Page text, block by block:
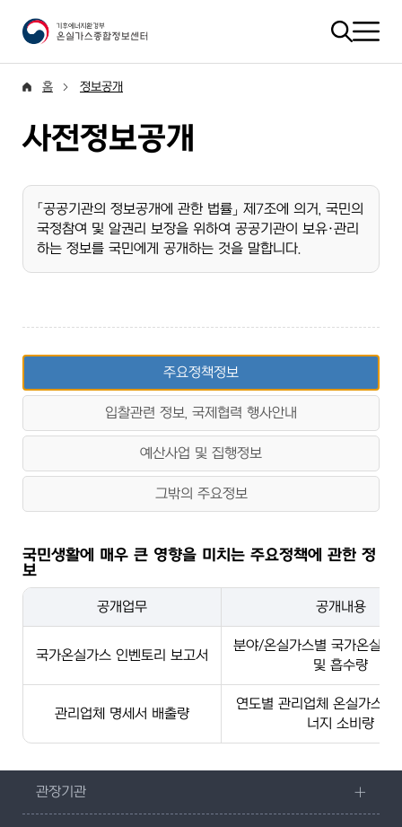
홈 정보공개
사전정보공개
「공공기관의 정보공개에 관한 법률」 제7조에 의거, 국민의
국정참여 및 알권리 보장을 위하여 공공기관이 보유·관리
하는 정보를 국민에게 공개하는 것을 말합니다.
주요정책정보
입찰관련 정보, 국제협력 행사안내
예산사업 및 집행정보
그밖의 주요정보
국민생활에 매우 큰 영향을 미치는 주요정책에 관한 정
보
공개업무 공개내용
국가온실가스 인벤토리 보고서
분야/온실가스별 국가온실가
및 흡수량
관리업체 명세서 배출량
연도별 관리업체 온실가스
너지 소비량
관장기관